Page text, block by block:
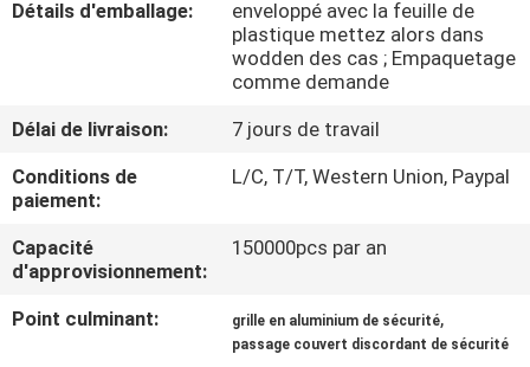
CONTACTEZ-
LES
Détails d'emballage:
enveloppé avec la feuille de
plastique mettez alors dans
wodden des cas ; Empaquetage
comme demande
Délai de livraison:
7 jours de travail
Conditions de
paiement:
L/C, T/T, Western Union, Paypal
Capacité
d'approvisionnement:
150000pcs par an
Point culminant: grille en aluminium de sécurité,
passage couvert discordant de sécurité